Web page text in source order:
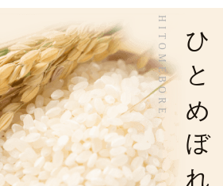
ひとめぼれ
HITOMEBORE